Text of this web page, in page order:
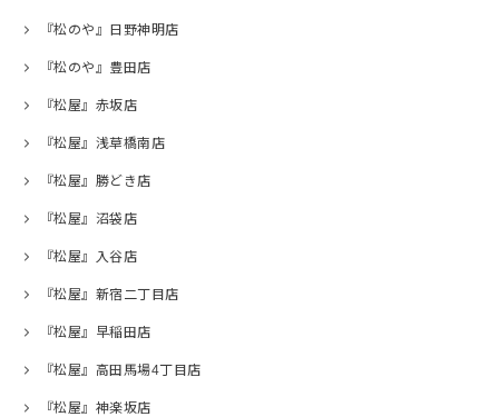
『松のや』日野神明店
『松のや』豊田店
『松屋』赤坂店
『松屋』浅草橋南店
『松屋』勝どき店
『松屋』沼袋店
『松屋』入谷店
『松屋』新宿二丁目店
『松屋』早稲田店
『松屋』高田馬場4丁目店
『松屋』神楽坂店